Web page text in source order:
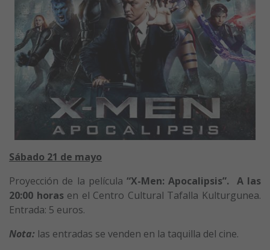
Sábado 21 de mayo
Proyección de la película “X-Men: Apocalipsis”. A las
20:00 horas en el Centro Cultural Tafalla Kulturgunea.
Entrada: 5 euros.
Nota: las entradas se venden en la taquilla del cine.